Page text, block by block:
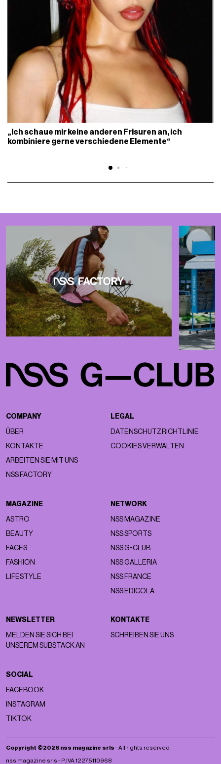
„Ich schaue mir keine anderen Frisuren an, ich
kombiniere gerne verschiedene Elemente“
COMPANY
ÜBER
KONTAKTE
ARBEITEN SIE MIT UNS
NSS FACTORY
LEGAL
DATENSCHUTZRICHTLINIE
COOKIES VERWALTEN
MAGAZINE
ASTRO
BEAUTY
FACES
FASHION
LIFESTYLE
NETWORK
NSS MAGAZINE
NSS SPORTS
NSS G-CLUB
NSS GALLERIA
NSS FRANCE
NSS EDICOLA
NEWSLETTER
MELDEN SIE SICH BEI
UNSEREM SUBSTACK AN
KONTAKTE
SCHREIBEN SIE UNS
SOCIAL
FACEBOOK
INSTAGRAM
TIKTOK
Copyright ©2026 nss magazine srls - All rights reserved
nss magazine srls - P.IVA 12275110968